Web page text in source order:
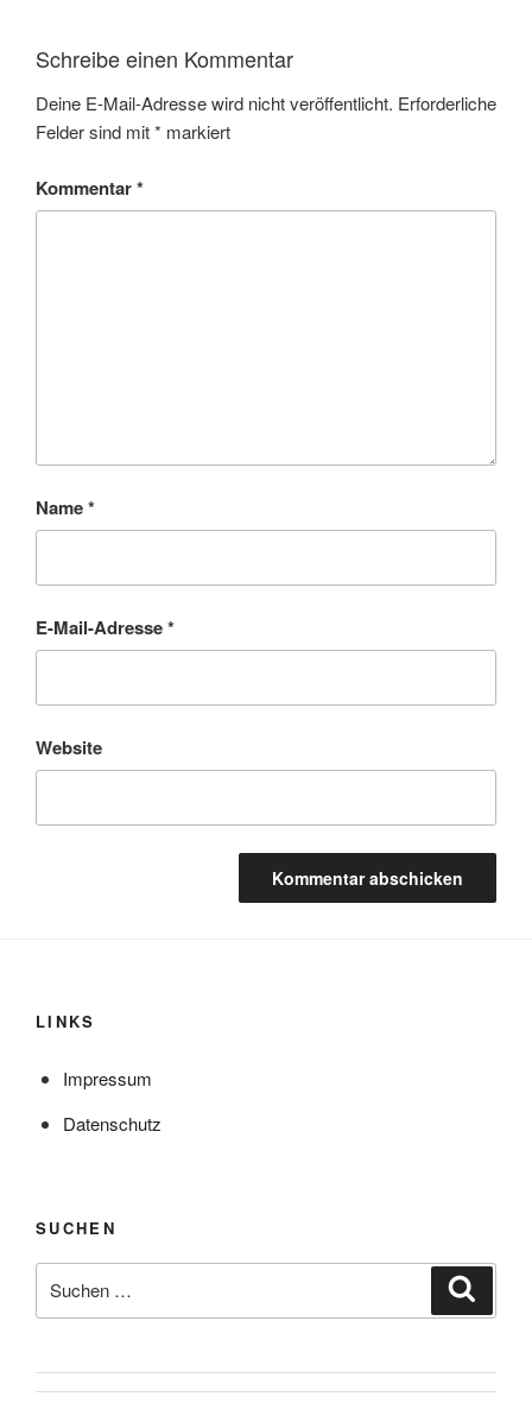
Schreibe einen Kommentar
Deine E-Mail-Adresse wird nicht veröffentlicht. Erforderliche
Felder sind mit* markiert
Kommentar*
Name*
E-Mail-Adresse*
Website
LINKS
Impressum
Datenschutz
SUCHEN
nach: